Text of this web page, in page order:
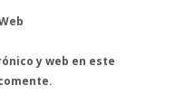
y web en este